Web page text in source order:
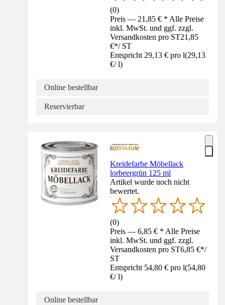
(0)
Preis — 21,85 € * Alle Preise
inkl. MwSt. und ggf. zzgl.
Versandkosten pro ST21,85
€*/ ST
Entspricht 29,13 € pro l(29,13
€/ l)
Online bestellbar
Reservierbar
Kreidefarbe Möbellack
lorbeergrün 125 ml
Artikel wurde noch nicht
bewertet.
(0)
Preis — 6,85 € * Alle Preise
inkl. MwSt. und ggf. zzgl.
Versandkosten pro ST6,85 €*/
ST
Entspricht 54,80 € pro l(54,80
€/ l)
Online bestellbar